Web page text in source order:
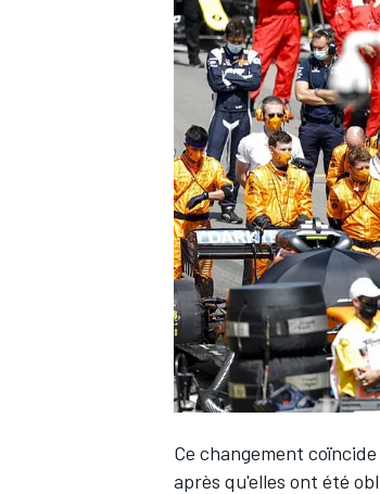
WRC
Ce changement
après qu'elles ont été